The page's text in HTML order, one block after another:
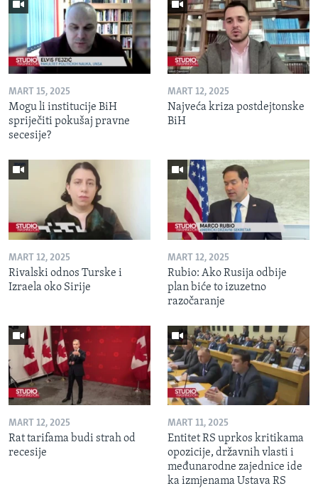
MART 15, 2025
Mogu li institucije BiH
spriječiti pokušaj pravne
secesije?
MART 12, 2025
Najveća kriza postdejtonske
BiH
MART 12, 2025
Rivalski odnos Turske i
Izraela oko Sirije
MART 12, 2025
Rubio: Ako Rusija odbije
plan biće to izuzetno
razočaranje
MART 12, 2025
Rat tarifama budi strah od
recesije
MART 11, 2025
Entitet RS uprkos kritikama
opozicije, državnih vlasti i
međunarodne zajednice ide
ka izmjenama Ustava RS